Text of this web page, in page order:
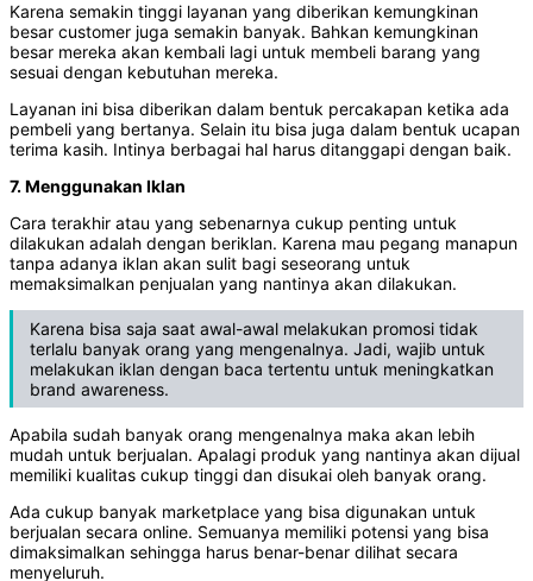
Karena semakin tinggi layanan yang diberikan kemungkinan
besar customer juga semakin banyak. Bahkan kemungkinan
besar mereka akan kembali lagi untuk membeli barang yang
sesuai dengan kebutuhan mereka.
Layanan ini bisa diberikan dalam bentuk percakapan ketika ada
pembeli yang bertanya. Selain itu bisa juga dalam bentuk ucapan
terima kasih. Intinya berbagai hal harus ditanggapi dengan baik.
7. Menggunakan Iklan
Cara terakhir atau yang sebenarnya cukup penting untuk
dilakukan adalah dengan beriklan. Karena mau pegang manapun
tanpa adanya iklan akan sulit bagi seseorang untuk
memaksimalkan penjualan yang nantinya akan dilakukan.
Karena bisa saja saat awal-awal melakukan promosi tidak
terlalu banyak orang yang mengenalnya. Jadi, wajib untuk
melakukan iklan dengan baca tertentu untuk meningkatkan
brand awareness.
Apabila sudah banyak orang mengenalnya maka akan lebih
mudah untuk berjualan. Apalagi produk yang nantinya akan dijual
memiliki kualitas cukup tinggi dan disukai oleh banyak orang.
Ada cukup banyak marketplace yang bisa digunakan untuk
berjualan secara online. Semuanya memiliki potensi yang bisa
dimaksimalkan sehingga harus benar-benar dilihat secara
menyeluruh.